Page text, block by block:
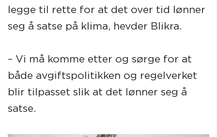
legge til rette for at det over tid lønner
seg å satse på klima, hevder Blikra.
– Vi må komme etter og sørge for at
både avgiftspolitikken og regelverket
blir tilpasset slik at det lønner seg å
satse.